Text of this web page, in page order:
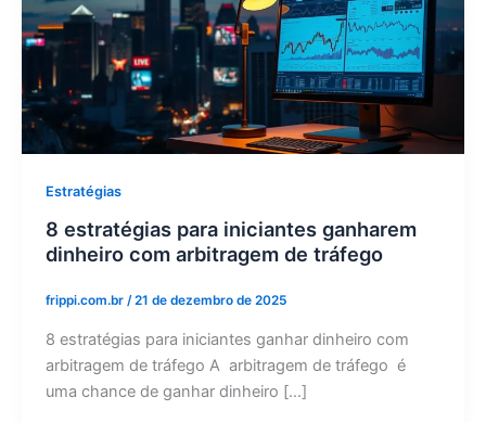
Estratégias
8 estratégias para iniciantes ganharem
dinheiro com arbitragem de tráfego
frippi.com.br /21 de dezembro de 2025
8 estratégias para iniciantes ganhar dinheiro com
arbitragem de tráfego A arbitragem de tráfego é
uma chance de ganhar dinheiro […]